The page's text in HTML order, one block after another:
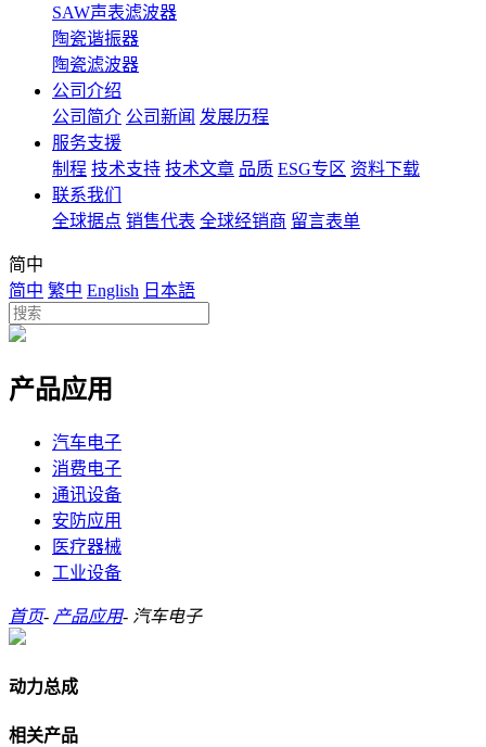
SAW声表滤波器
陶瓷谐振器
陶瓷滤波器
公司介绍
公司简介 公司新闻 发展历程
服务支援
制程 技术支持 技术文章 品质 ESG专区 资料下载
联系我们
全球据点 销售代表 全球经销商 留言表单
简中
简中 繁中 English 日本語
产品应用
汽车电子
消费电子
通讯设备
安防应用
医疗器械
工业设备
首页- 产品应用- 汽车电子
动力总成
相关产品